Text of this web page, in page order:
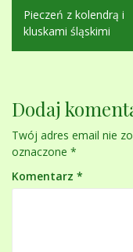
Nawigacja
wpisu
Pieczeń z kolendrą i
kluskami śląskimi
Dodaj
Twój adres email nie
oznaczone *
Komentarz *